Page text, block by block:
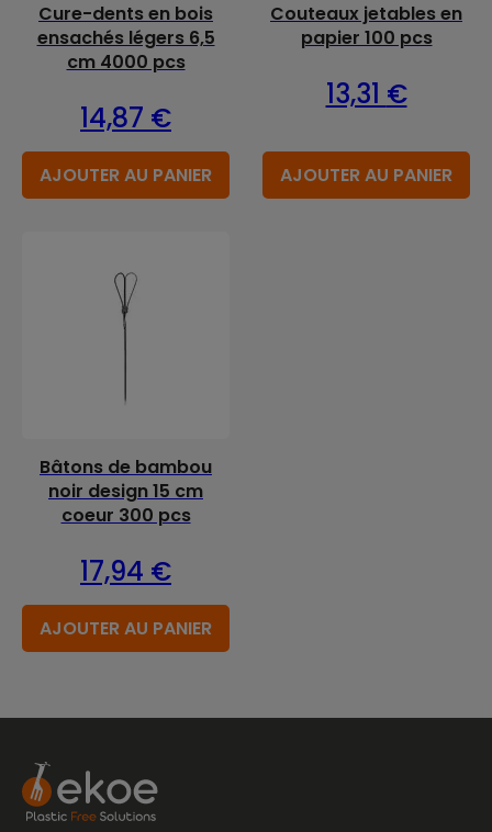
Cure-dents en bois
ensachés légers 6,5
cm 4000 pcs
14,87 €
AJOUTER AU PANIER
Couteaux jetables en
papier 100 pcs
13,31 €
AJOUTER AU PANIER
Bâtons de bambou
noir design 15 cm
coeur 300 pcs
17,94 €
AJOUTER AU PANIER